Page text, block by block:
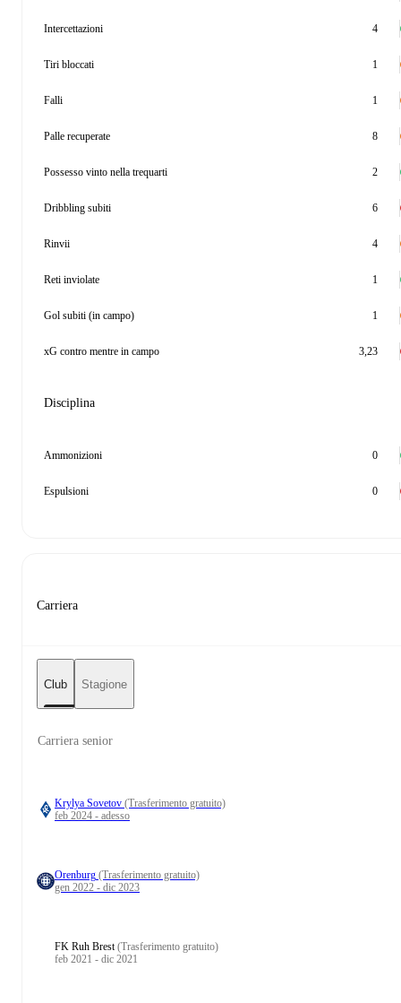
Intercettazioni 4
Tiri bloccati 1
Falli 1
Palle recuperate 8
Possesso vinto nella trequarti 2
Dribbling subiti 6
Rinvii 4
Reti inviolate 1
Gol subiti (in campo) 1
xG contro mentre in campo 3,23
Disciplina
Ammonizioni 0
Espulsioni 0
Carriera
Club Stagione
Carriera senior
Krylya Sovetov (Trasferimento gratuito)
feb 2024 - adesso
Orenburg (Trasferimento gratuito)
gen 2022 - dic 2023
FK Ruh Brest(Trasferimento gratuito)
feb 2021 - dic 2021